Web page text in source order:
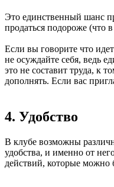
Это единственный шанс
продаться подороже (что
Если вы говорите что
не осуждайте себя, ведь
это не составит труда, к
дополнять. Если вас
4. Удобство
В клубе возможны
удобства, и именно от
действий, которые можно